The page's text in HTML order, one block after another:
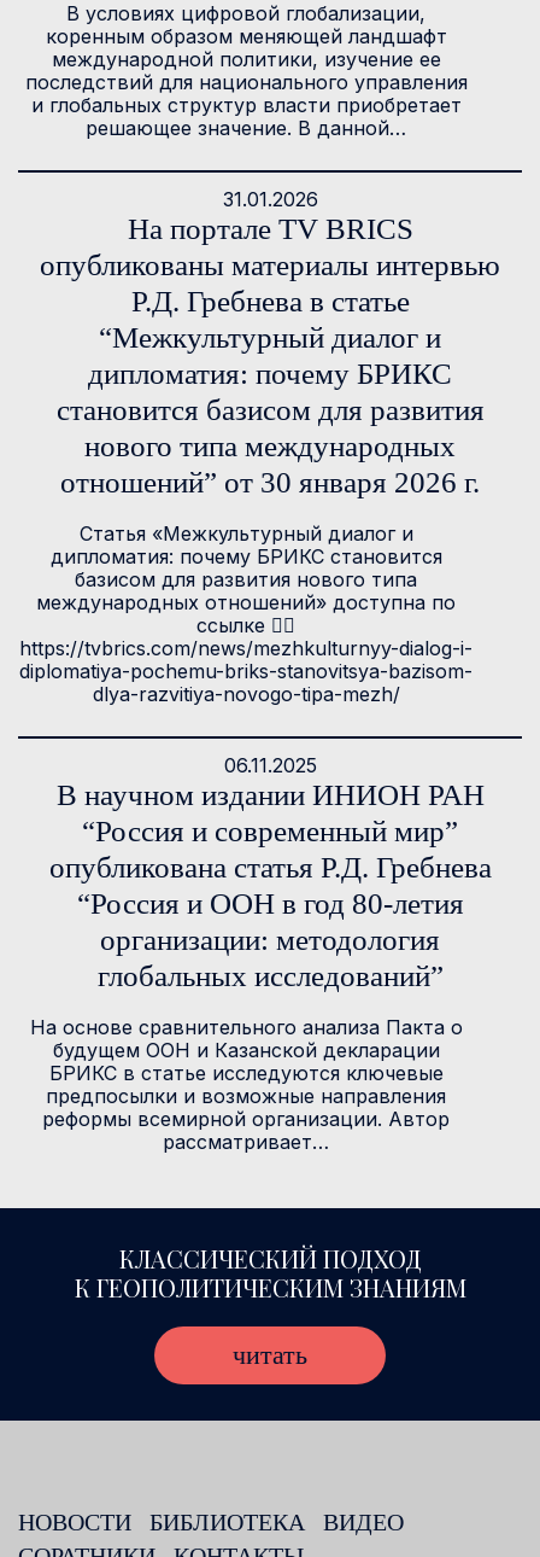
В условиях цифровой глобализации,
коренным образом меняющей ландшафт
международной политики, изучение ее
последствий для национального управления
и глобальных структур власти приобретает
решающее значение. В данной…
31.01.2026
На портале TV BRICS
опубликованы материалы интервью
Р.Д. Гребнева в статье
“Межкультурный диалог и
дипломатия: почему БРИКС
становится базисом для развития
нового типа международных
отношений” от 30 января 2026 г.
Статья «Межкультурный диалог и
дипломатия: почему БРИКС становится
базисом для развития нового типа
международных отношений» доступна по
ссылке 👉🏻
https://tvbrics.com/news/mezhkulturnyy-dialog-i-
diplomatiya-pochemu-briks-stanovitsya-bazisom-
dlya-razvitiya-novogo-tipa-mezh/
06.11.2025
В научном издании ИНИОН РАН
“Россия и современный мир”
опубликована статья Р.Д. Гребнева
“Россия и ООН в год 80-летия
организации: методология
глобальных исследований”
На основе сравнительного анализа Пакта о
будущем ООН и Казанской декларации
БРИКС в статье исследуются ключевые
предпосылки и возможные направления
реформы всемирной организации. Автор
рассматривает…
КЛАССИЧЕСКИЙ ПОДХОД
К ГЕОПОЛИТИЧЕСКИМ ЗНАНИЯМ
читать
НОВОСТИ БИБЛИОТЕКА
ВИДЕО